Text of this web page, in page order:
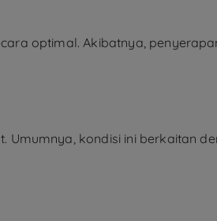
optimal. Akibatnya,
kondisi ini berkaitan